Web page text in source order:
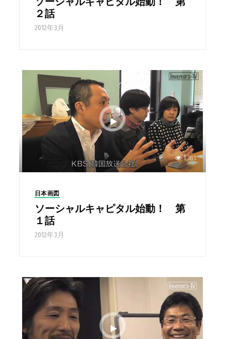
２話
2012年3月
1,381
日本画図
ソーシャルキャピタル始動！ 第
１話
2012年3月